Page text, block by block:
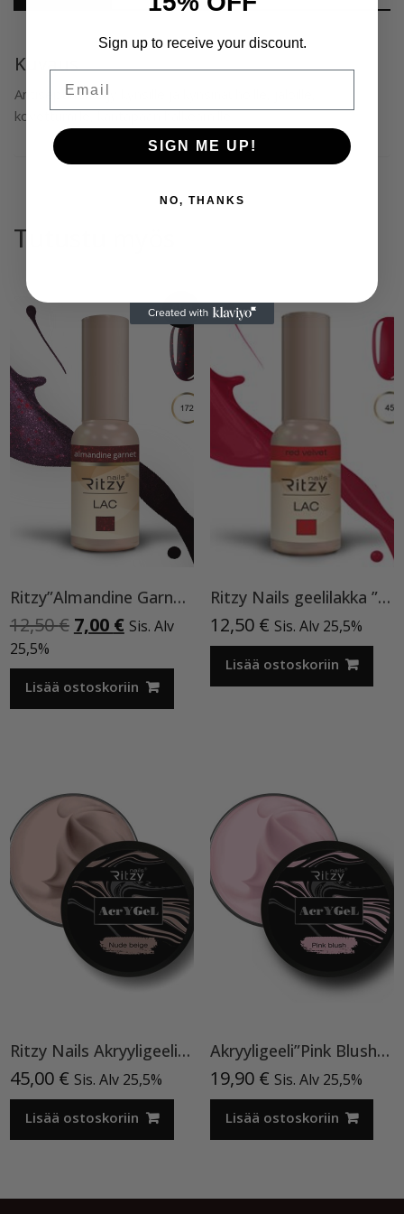
Kuvaus
Antiseptinen öljy kynsille ja kynsinauhoille, jaloille,
kovettumille, kantapään halkeamille.
Tutustu myös
Ale!
Ritzy”Almandine Garnet”,9 ml TPO-VAPAA
12,50€ Alkuperäinen
oli:
12,50 €.
7,00 €Nykyinen
on:
7,00 €.
Sis. Alv
25,5%
Lisää ostoskoriin
Ritzy Nails geelilakka ”Red Velvet” 45 TPO vapaa, 9 ml
12,50 € Sis. Alv 25,5%
Lisää ostoskoriin
Ritzy Nails Akryyligeeli “Nude Beige”,56ml TPO vapaa
45,00 € Sis. Alv 25,5%
Lisää ostoskoriin
Akryyligeeli”Pink Blush”15ml
19,90 € Sis. Alv 25,5%
Lisää ostoskoriin
Sign up to receive your discount.
SIGN ME UP!
NO, THANKS